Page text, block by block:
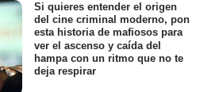
Si quieres entender el origen
del cine criminal moderno, pon
esta historia de mafiosos para
ver el ascenso y caída del
hampa con un ritmo que no te
deja respirar